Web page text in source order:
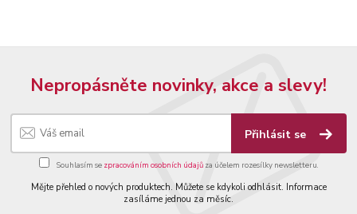
Nepropásněte novinky, akce a slevy!
Přihlásit se
Souhlasím se zpracováním osobních údajůza účelem rozesílky newsletteru.
Mějte přehled o nových produktech. Můžete se kdykoli odhlásit. Informace
zasíláme jednou za měsíc.